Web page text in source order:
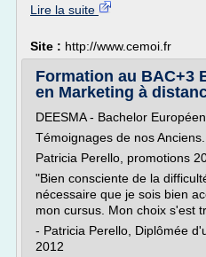
Lire la suite
Site : http://www.cemoi.fr
Formation au BAC+3
en Marketing à
DEESMA - Bachelor
Témoignages de nos Anciens...
Patricia Perello, promotions
"Bien consciente de la
nécessaire que je sois bien
mon cursus. Mon choix s'est
- Patricia Perello, Diplômée
2012